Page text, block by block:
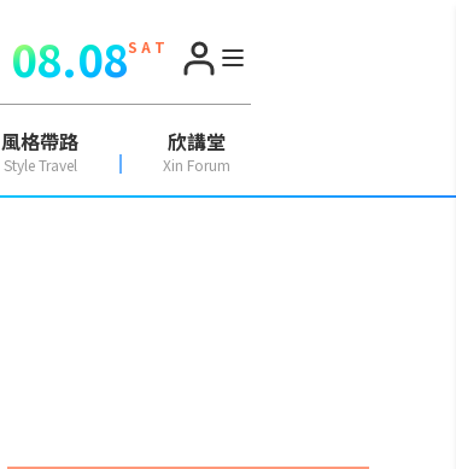
08.08S A T
風格帶路
Style Travel
欣講堂
Xin Forum